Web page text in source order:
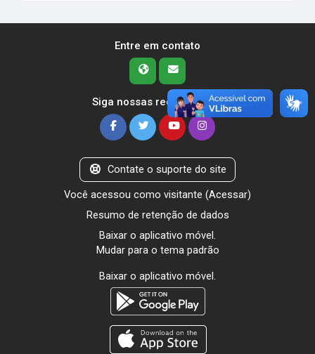
Entre em contato
Siga nossas redes sociais
Contate o suporte do site
Você acessou como visitante (Acessar)
Resumo de retenção de dados
Baixar o aplicativo móvel.
Mudar para o tema padrão
Baixar o aplicativo móvel.